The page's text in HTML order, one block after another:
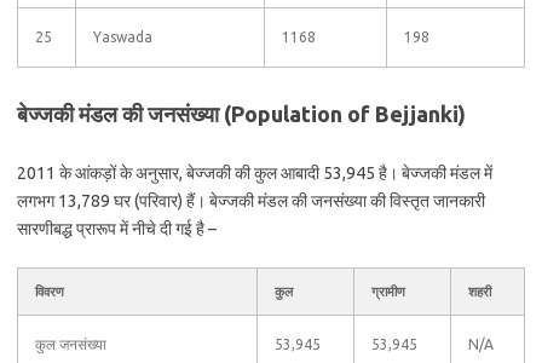
25 Yaswada 1168 198
बेज्जकी मंडल की जनसंख्या (Population of Bejjanki)
2011 के आंकड़ों के अनुसार, बेज्जकी की कुल आबादी 53,945 है। बेज्जकी मंडल में
लगभग 13,789 घर (परिवार) हैं। बेज्जकी मंडल की जनसंख्या की विस्तृत जानकारी
सारणीबद्ध प्रारूप में नीचे दी गई है –
विवरण कुल ग्रामीण शहरी
कुल जनसंख्या 53,945 53,945 N/A